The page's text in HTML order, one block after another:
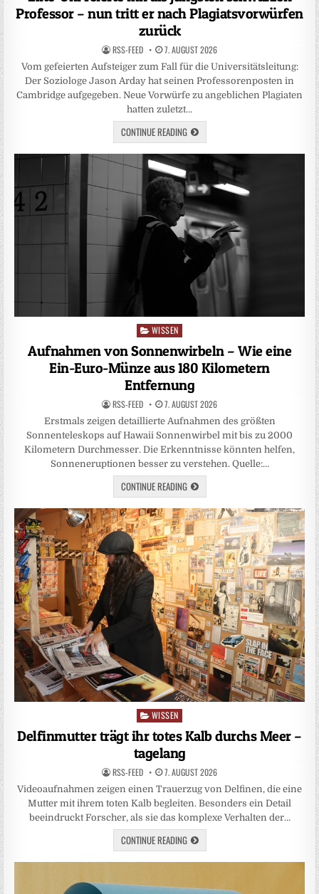
Professor – nun tritt er nach Plagiatsvorwürfen
zurück
RSS-FEED 7. AUGUST 2026
Vom gefeierten Aufsteiger zum Fall für die Universitätsleitung:
Der Soziologe Jason Arday hat seinen Professorenposten in
Cambridge aufgegeben. Neue Vorwürfe zu angeblichen Plagiaten
hatten zuletzt…
CONTINUE READING
Posted
in
WISSEN
Aufnahmen von Sonnenwirbeln – Wie eine
Ein-Euro-Münze aus 180 Kilometern
Entfernung
RSS-FEED 7. AUGUST 2026
Erstmals zeigen detaillierte Aufnahmen des größten
Sonnenteleskops auf Hawaii Sonnenwirbel mit bis zu 2000
Kilometern Durchmesser. Die Erkenntnisse könnten helfen,
Sonneneruptionen besser zu verstehen. Quelle:…
CONTINUE READING
Posted
in
WISSEN
Delfinmutter trägt ihr totes Kalb durchs Meer –
tagelang
RSS-FEED 7. AUGUST 2026
Videoaufnahmen zeigen einen Trauerzug von Delfinen, die eine
Mutter mit ihrem toten Kalb begleiten. Besonders ein Detail
beeindruckt Forscher, als sie das komplexe Verhalten der…
CONTINUE READING